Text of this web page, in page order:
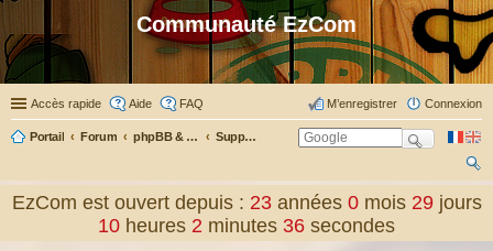
Communauté EzCom
Accès rapide Aide FAQ Connexion
M’enregistrer
Portail Forum phpBB & Co Support pour phpBB
ch
EzCom est ouvert depuis : 23 années0 mois29 jours
10 heures 2 minutes 38 secondes